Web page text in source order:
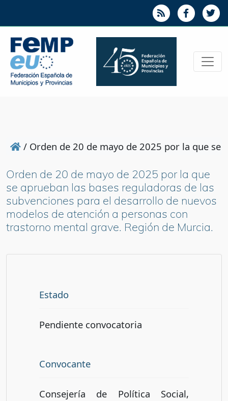
/ Orden de 20 de mayo de 2025 por la que
Orden de 20 de mayo de 2025 por la que
se aprueban las bases reguladoras de las
subvenciones para el desarrollo de nuevos
modelos de atención a personas con
trastorno mental grave. Región de Murcia.
Estado
Pendiente convocatoria
Convocante
Consejería de Política Social,